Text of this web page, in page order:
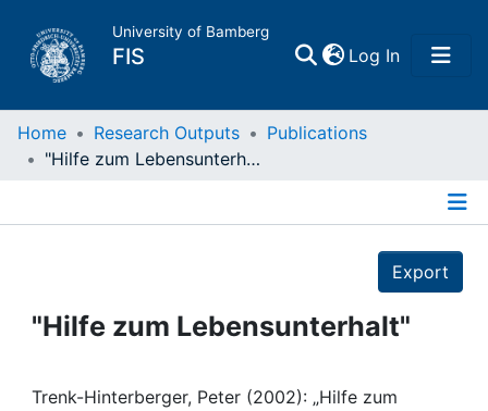
University of Bamberg
FIS Log In(current)
Home
Projects
Home Research Outputs
Publications
"Hilfe zum Lebensunterhalt"
Export
"Hilfe zum Lebensunterhalt"
Trenk-Hinterberger, Peter (2002): „Hilfe zum